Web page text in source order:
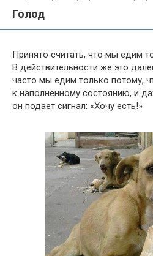
Голод
Принято считать, что мы едим
В действительности же это
часто мы едим только потому,
к наполненному состоянию, и
он подает сигнал: «Хочу есть!»